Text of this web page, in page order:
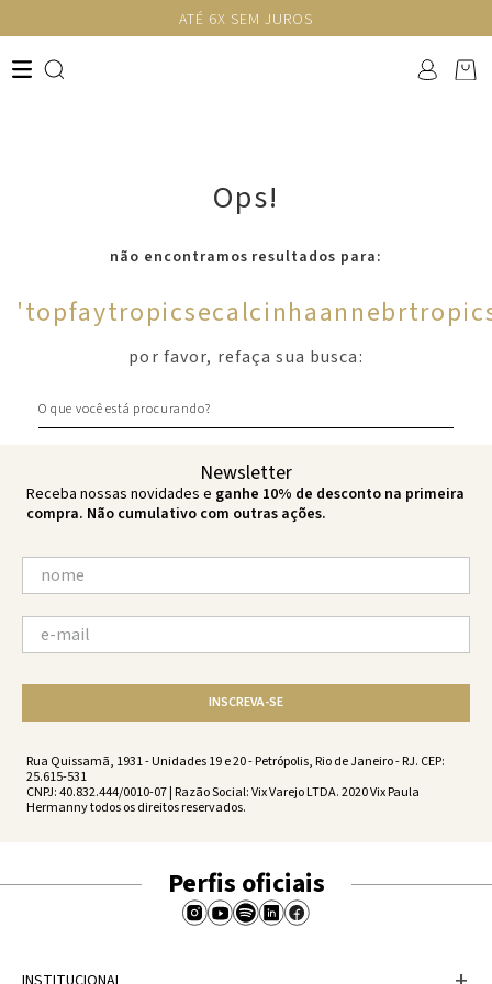
ATÉ 6X SEM JUROS
Ops!
não encontramos resultados para:
'
por favor, refaça sua busca:
Newsletter
Receba nossas novidades e ganhe 10% de desconto na primeira
compra. Não cumulativo com outras ações.
INSCREVA-SE
Rua Quissamã, 1931 - Unidades 19 e 20 - Petrópolis, Rio de Janeiro - RJ. CEP:
25.615-531
CNPJ: 40.832.444/0010-07 | Razão Social: Vix Varejo LTDA. 2020 Vix Paula
Hermanny todos os direitos reservados.
Perfis oficiais